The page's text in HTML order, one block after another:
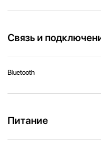
Связь и
Bluetooth
Питание